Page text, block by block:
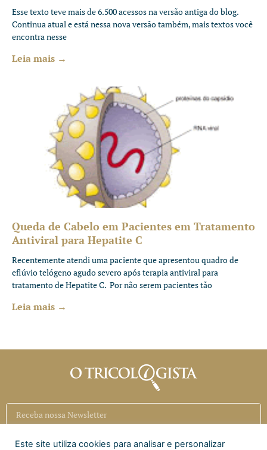
Esse texto teve mais de 6.500 acessos na versão antiga do blog.
Continua atual e está nessa nova versão também, mais textos você
encontra nesse
Leia mais →
Queda de Cabelo em Pacientes em Tratamento
Antiviral para Hepatite C
Recentemente atendi uma paciente que apresentou quadro de
eflúvio telógeno agudo severo após terapia antiviral para
tratamento de Hepatite C. Por não serem pacientes tão
Leia mais →
Inscrever
Este site utiliza cookies para analisar e personalizar